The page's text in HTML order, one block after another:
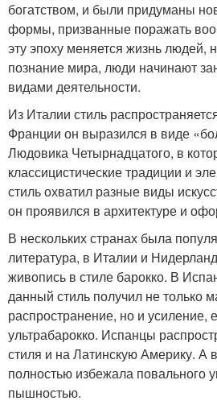
богатством, и были придуманы
формы, призванные поражать
эту эпоху меняется жизнь людей,
познание мира, люди начинают
видами деятельности.
Из Италии стиль
Франции он выразился в виде
Людовика Четырнадцатого, в
классицистические традиции и
стиль охватил разные виды
он проявился в архитектуре и
В нескольких странах была
литература, в Италии и
живопись в стиле барокко. В
данный стиль получил не только
распространение, но и усиление,
ультрабарокко. Испанцы
стиля и на Латинскую Америку. А
полностью избежала повального
пышностью.